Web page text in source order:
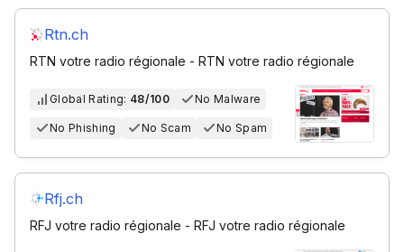
Rtn.ch
RTN votre radio régionale - RTN votre radio régionale
Global Rating: 48/100 No Malware
No Phishing No Scam No Spam
Rfj.ch
RFJ votre radio régionale - RFJ votre radio régionale